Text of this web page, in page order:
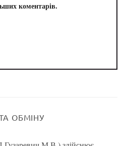
коментарів.
ОБМІНУ